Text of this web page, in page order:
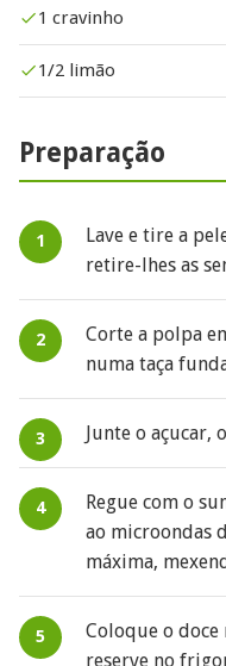
1 cravinho
1/2 limão
Preparação
Lave e tire a
retire-lhes as
Corte a polpa
numa taça
Junte o açucar,
​Regue com o
ao microondas
máxima,
Coloque o doce
reserve no